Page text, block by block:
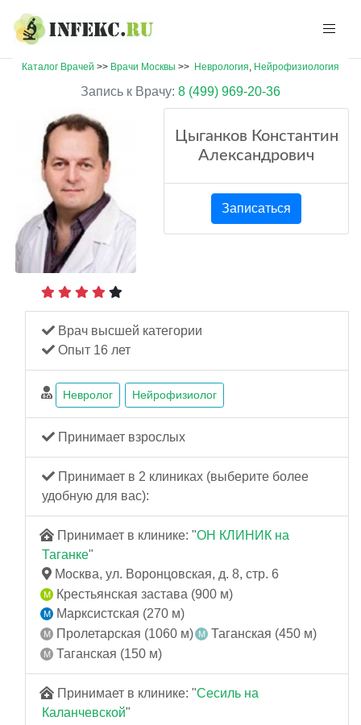
Каталог Врачей >> Врачи Москвы >> Неврология, Нейрофизиология
Запись к Врачу: 8 (499) 969-20-36
Цыганков Константин
Александрович
Записаться
Врач высшей категории
Опыт 16 лет
Невролог Нейрофизиолог
Принимает взрослых
Принимает в 2 клиниках (выберите более
удобную для вас):
Принимает в клинике: "ОН КЛИНИК на
Таганке"
Москва, ул. Воронцовская, д. 8, стр. 6
Крестьянская застава (900 м)
Марксистская (270 м)
Пролетарская (1060 м)
Таганская (450 м)
Таганская (150 м)
Принимает в клинике: "Сесиль на
Каланчевской"